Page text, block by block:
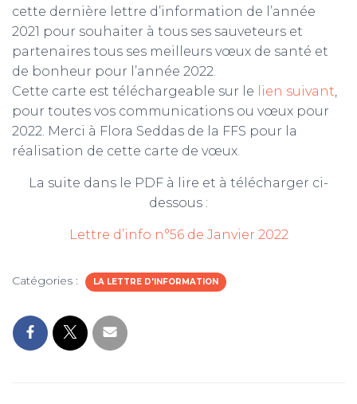
cette dernière lettre d’information de l’année
2021 pour souhaiter à tous ses sauveteurs et
partenaires tous ses meilleurs vœux de santé et
de bonheur pour l’année 2022.
Cette carte est téléchargeable sur le lien suivant,
pour toutes vos communications ou vœux pour
2022. Merci à Flora Seddas de la FFS pour la
réalisation de cette carte de vœux.
La suite dans le PDF à lire et à télécharger ci-
dessous :
Lettre d’info n°56 de Janvier 2022
Catégories : LA LETTRE D'INFORMATION